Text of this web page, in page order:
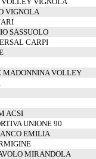
VIGNOLA
SASSUOLO
CARPI
MADONNINA VOLLEY
ACSI
UNIONE 90
EMILIA
MIRANDOLA